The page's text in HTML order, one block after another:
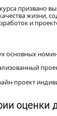
призвано
жизни,
и
основных
проект
оценки